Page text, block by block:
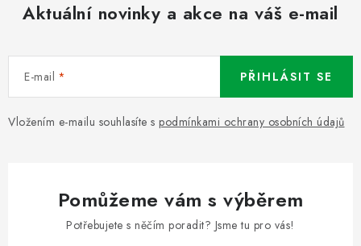
Aktuální novinky a akce na váš e-mail
E-mail
Vložením e-mailu souhlasíte s podmínkami ochrany osobních údajů
PŘIHLÁSIT SE
Pomůžeme vám s výběrem
Potřebujete s něčím poradit? Jsme tu pro vás!